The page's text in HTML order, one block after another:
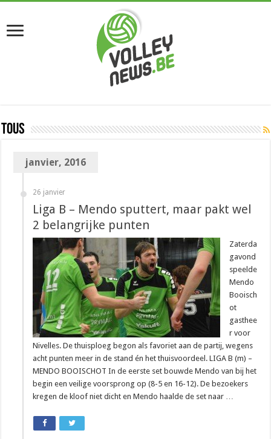
Tous
janvier, 2016
26 janvier
Liga B – Mendo sputtert, maar pakt wel
2 belangrijke punten
Zaterda
gavond
speelde
Mendo
Booisch
ot
gasthee
r voor
Nivelles. De thuisploeg begon als favoriet aan de partij, wegens
acht punten meer in de stand én het thuisvoordeel. LIGA B (m) –
MENDO BOOISCHOT In de eerste set bouwde Mendo van bij het
begin een veilige voorsprong op (8-5 en 16-12). De bezoekers
kregen de kloof niet dicht en Mendo haalde de set naar …